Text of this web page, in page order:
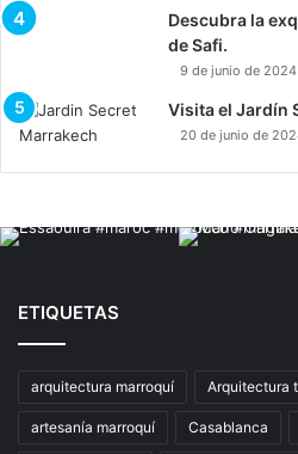
Descubra la
de Safi.
9 de junio de 2024
Visita el Jardín
20 de junio de
ETIQUETAS
arquitectura marroquí Arquitectura
artesanía marroquí Casablanca